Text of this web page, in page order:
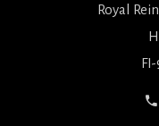
Royal